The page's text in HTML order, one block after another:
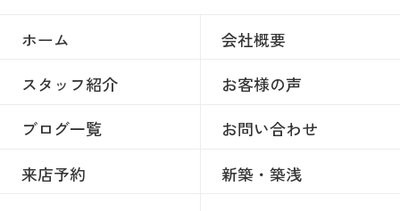
ホーム
会社概要
スタッフ紹介
お客様の声
ブログ一覧
お問い合わせ
来店予約
新築・築浅